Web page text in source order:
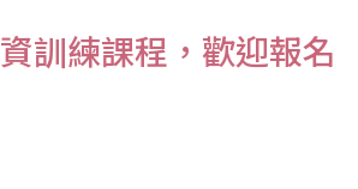
訓練課程，歡迎報名